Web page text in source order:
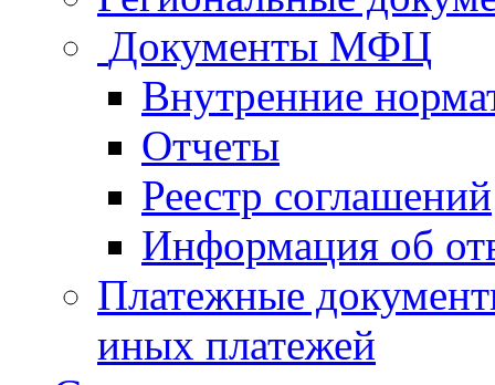
Документы МФЦ
Внутренние
Отчеты
Реестр соглашений
Информация об
Платежные
иных платежей